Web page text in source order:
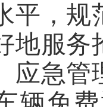
平，规
地服务
应急管